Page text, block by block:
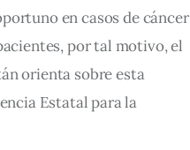
en casos de cáncer
por tal motivo, el
orienta sobre esta
Estatal para la